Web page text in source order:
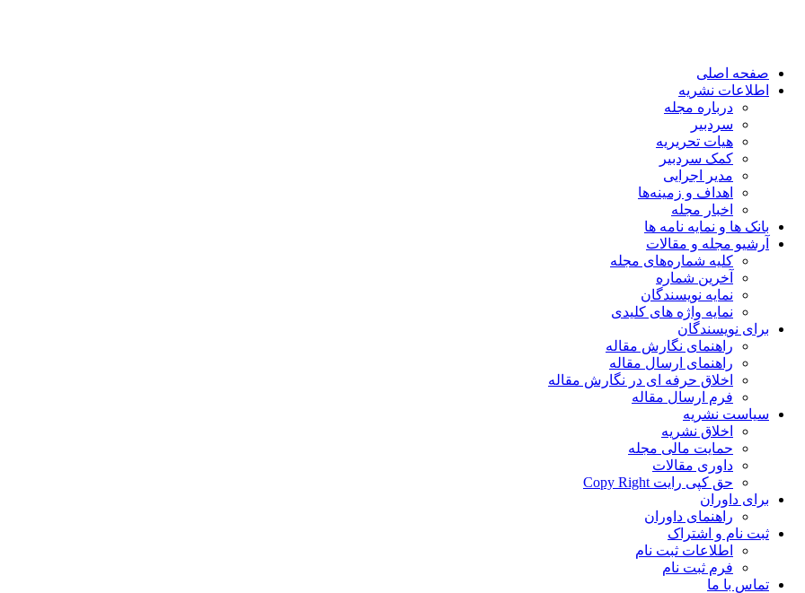
صفحه اصلی
اطلاعات نشریه
درباره مجله
سردبیر
هیات تحریریه
کمک سردبیر
مدیر اجرایی
اهداف و زمینه‌ها
اخبار مجله
بانک ها و نمایه نامه ها
آرشیو مجله و مقالات
کلیه شماره‌های مجله
آخرین شماره
نمایه نویسندگان
نمایه واژه های کلیدی
برای نویسندگان
راهنمای نگارش مقاله
راهنمای ارسال مقاله
اخلاق حرفه ای در نگارش مقاله
فرم ارسال مقاله
سیاست نشریه
اخلاق نشریه
حمایت مالی مجله
داوری مقالات
حق کپی رایت Copy Right
برای داوران
راهنمای داوران
ثبت نام و اشتراک
اطلاعات ثبت نام
فرم ثبت نام
تماس با ما